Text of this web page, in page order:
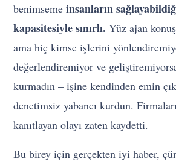
benimsemeinsanların
kapasitesiyle sınırlı. Yüz ajan
ama hiç kimse işlerini
değerlendiremiyor ve
kurmadın – işine kendinden emin
denetimsiz yabancı kurdun.
kanıtlayan olayı zaten kaydetti.
Bu birey için gerçekten iyi haber,